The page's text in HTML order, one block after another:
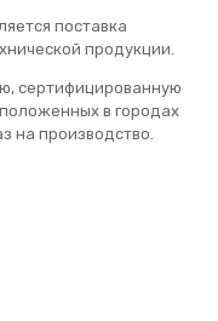
поставка
продукции.
сертифицированную
в городах
на производство.